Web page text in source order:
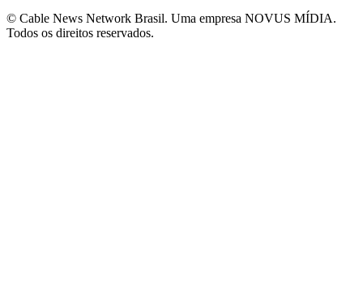
© Cable News Network Brasil. Uma empresa NOVUS MÍDIA.
Todos os direitos reservados.